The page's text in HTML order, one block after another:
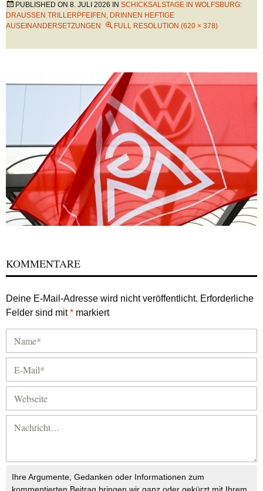
PUBLISHED ON 8. JULI 2026 IN SCHICKSALSTAGE IN WOLFSBURG:
DRAUSSEN TRILLERPFEIFEN, DRINNEN HEFTIGE A
USEINANDERSETZUNGEN
FULL RESOLUTION (620 × 378)
KOMMENTARE
Deine E-Mail-Adresse wird nicht veröffentlicht. Erforderliche
Felder sind mit* markiert
Ihre Argumente, Gedanken oder Informationen zum